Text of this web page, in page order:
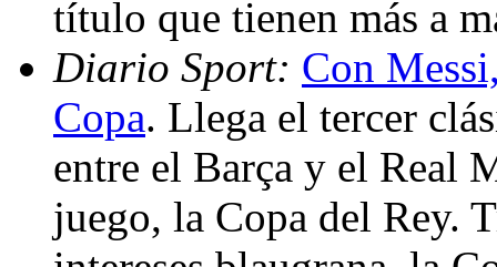
título que tienen más a
Diario Sport: Con
Copa. Llega el tercer
entre el Barça y el Real
juego, la Copa del Rey.